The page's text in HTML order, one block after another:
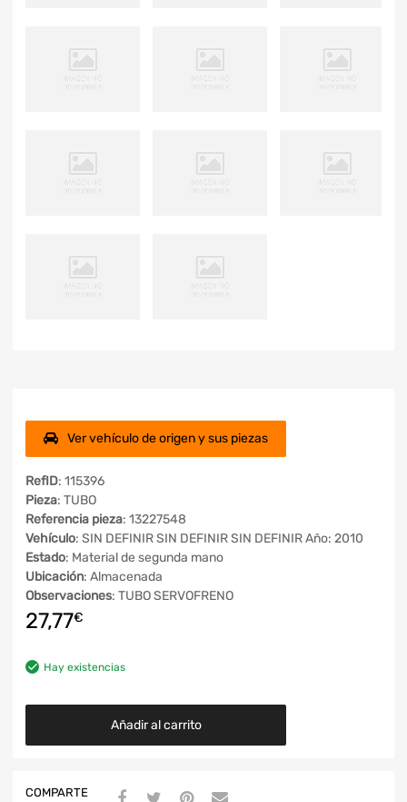
Ver vehículo de origen y sus piezas
RefID: 115396
Pieza: TUBO
Referencia pieza: 13227548
Vehículo: SIN DEFINIR SIN DEFINIR SIN DEFINIR Año: 2010
Estado: Material de segunda mano
Ubicación: Almacenada
Observaciones: TUBO SERVOFRENO
27,77€
Hay existencias
Añadir al carrito
COMPARTE